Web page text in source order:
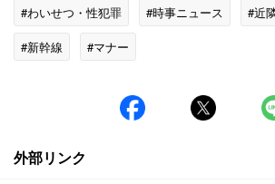
#わいせつ・性犯罪 #時事ニュース
#近
#新幹線
#マナー
外部リンク